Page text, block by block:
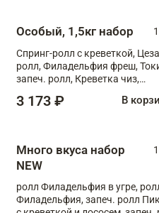
Особый, 1,5кг набор
Спринг-ролл с креветкой,
ролл, Филадельфия фреш,
запеч. ролл, Креветка чиз,
Флорида
3 173 ₽ В
Много вкуса набор
NEW
ролл Филадельфия в угре,
Филадельфия, запеч. ролл